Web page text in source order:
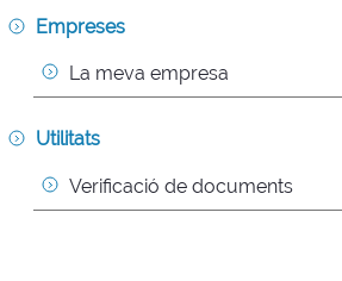
Empreses
La meva empresa
Utilitats
Verificació de documents